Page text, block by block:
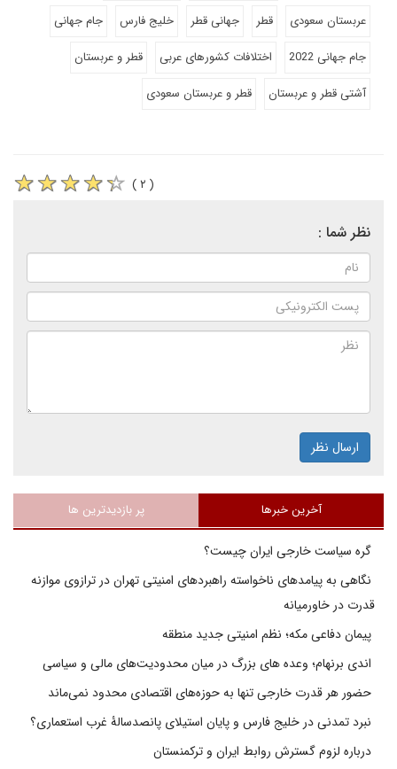
عربستان سعودی
قطر جهانی قطر خلیج فارس
جام جهانی
جام جهانی 2022
اختلافات کشورهای عربی
قطر و عربستان
آشتی قطر و عربستان
قطر و عربستان سعودی
( ۲ )
نظر شما :
ارسال نظر
آخرین خبرها پر بازدیدترین ها
گره سیاست خارجی ایران چیست؟
نگاهی به پیامدهای ناخواسته راهبردهای امنیتی تهران در ترازوی موازنه
قدرت در خاورمیانه
پیمان دفاعی مکه؛ نظم امنیتی جدید منطقه
اندی برنهام؛ وعده های بزرگ در میان محدودیت‌های مالی و سیاسی
حضور هر قدرت خارجی تنها به حوزه‌های اقتصادی محدود نمی‌ماند
نبرد تمدنی در خلیج فارس و پایان استیلای پانصدسالۀ غرب استعماری؟
درباره لزوم گسترش روابط ایران و ترکمنستان